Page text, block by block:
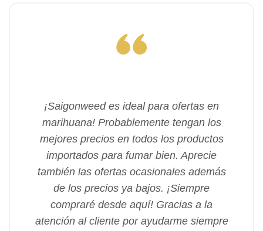
¡Saigonweed es ideal para ofertas en
marihuana! Probablemente tengan los
mejores precios en todos los productos
importados para fumar bien. Aprecie
también las ofertas ocasionales además
de los precios ya bajos. ¡Siempre
compraré desde aquí! Gracias a la
atención al cliente por ayudarme siempre